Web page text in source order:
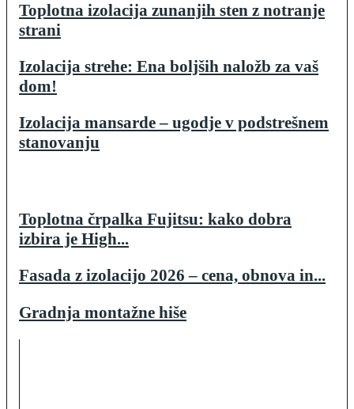
Toplotna izolacija zunanjih sten z notranje
strani
Izolacija strehe: Ena boljših naložb za vaš
dom!
Izolacija mansarde – ugodje v podstrešnem
stanovanju
Toplotna črpalka Fujitsu: kako dobra
izbira je High...
Fasada z izolacijo 2026 – cena, obnova in...
Gradnja montažne hiše